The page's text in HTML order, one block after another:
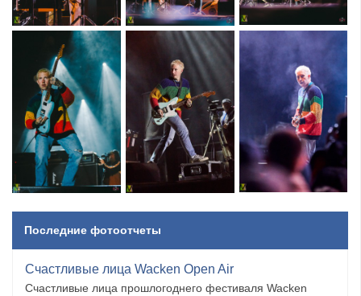
Последние фотоотчеты
Счастливые лица Wacken Open Air
Счастливые лица прошлогоднего фестиваля Wacken